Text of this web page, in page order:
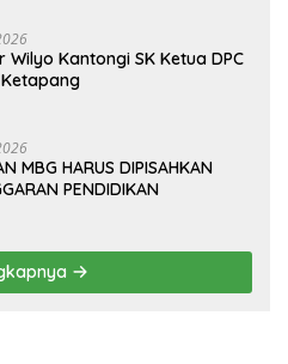
Wilyo Kantongi SK Ketua DPC
MBG HARUS DIPISAHKAN
PENDIDIKAN